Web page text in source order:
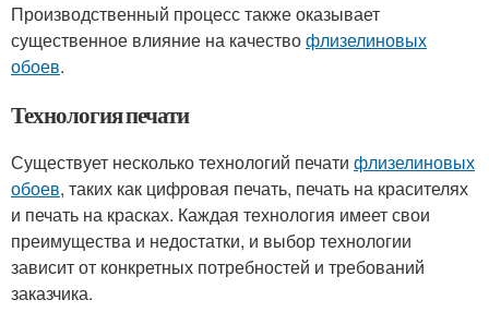
Производственный процесс также оказывает
существенное влияние на качествофлизелиновых
обоев.
Технология печати
Существует несколько технологий печати флизелиновых
обоев, таких как цифровая печать, печать на красителях
и печать на красках. Каждая технология имеет свои
преимущества и недостатки, и выбор технологии
зависит от конкретных потребностей и требований
заказчика.